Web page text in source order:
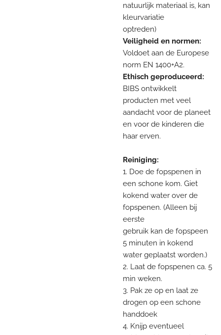
natuurlijk materiaal is, kan
kleurvariatie
optreden)
Veiligheid en normen:
Voldoet aan de Europese
norm EN 1400+A2.
Ethisch geproduceerd:
BIBS ontwikkelt
producten met veel
aandacht voor de planeet
en voor de kinderen die
haar erven.
Reiniging:
1. Doe de fopspenen in
een schone kom. Giet
kokend water over de
fopspenen. (Alleen bij
eerste
gebruik kan de fopspeen
5 minuten in kokend
water geplaatst worden.)
2. Laat de fopspenen ca. 5
min weken.
3. Pak ze op en laat ze
drogen op een schone
handdoek
4. Knijp eventueel